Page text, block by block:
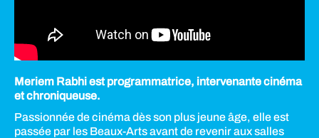
Meriem Rabhi est programmatrice, intervenante cinéma
et chroniqueuse.
Passionnée de cinéma dès son plus jeune âge, elle est
passée par les Beaux-Arts avant de revenir aux salles